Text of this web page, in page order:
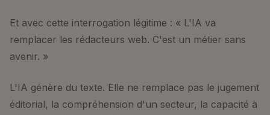
Et avec cette interrogation légitime : « L'IA va
remplacer les rédacteurs web. C'est un métier sans
avenir. »
L'IA génère du texte. Elle ne remplace pas le jugement
éditorial, la compréhension d'un secteur, la capacité à